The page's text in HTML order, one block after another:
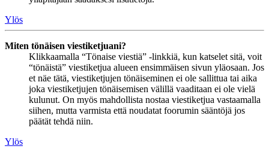
Ylös
Miten tönäisen viestiketjuani?
Klikkaamalla “Tönaise viestiä” -linkkiä, kun katselet sitä, voit
“tönäistä” viestiketjua alueen ensimmäisen sivun yläosaan. Jos
et näe tätä, viestiketjujen tönäiseminen ei ole sallittua tai aika
joka viestiketjujen tönäisemisen välillä vaaditaan ei ole vielä
kulunut. On myös mahdollista nostaa viestiketjua vastaamalla
siihen, mutta varmista että noudatat foorumin sääntöjä jos
päätät tehdä niin.
Ylös